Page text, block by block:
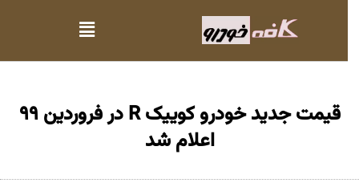
قیمت جدید خودرو کوییک R در فروردین ۹۹
اعلام شد